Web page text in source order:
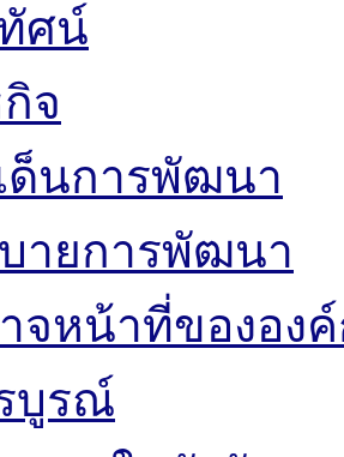
ศน์
จ
ด็นการพัฒนา
ายการพัฒนา
จหน้าที่ขององ
บูรณ์